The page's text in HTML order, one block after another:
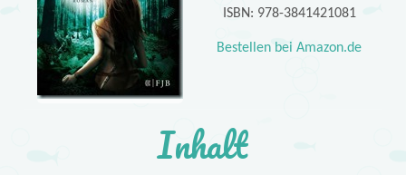
ISBN: 978-3841421081
Bestellen bei Amazon.de
Inhalt